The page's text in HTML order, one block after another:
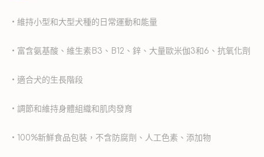
• 維持小型和大型犬種的日常運動和能量
• 富含氨基酸、維生素B3、B12、鋅、大量歐米伽3和6、抗氧化劑
• 適合犬的生長階段
• 調節和維持身體組織和肌肉發育
• 100%新鮮食品包裝，不含防腐劑、人工色素、添加物